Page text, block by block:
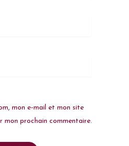
mon e-mail et mon site
mon prochain commentaire.